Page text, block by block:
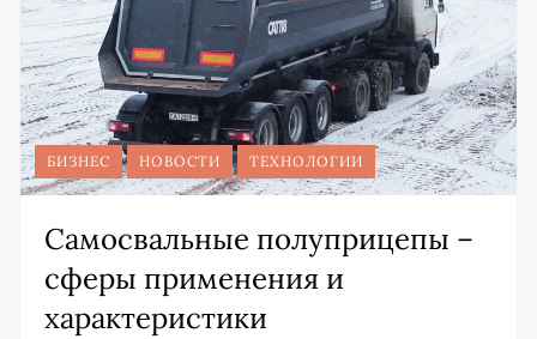
БИЗНЕС НОВОСТИ ТЕХНОЛОГИИ
Самосвальные полуприцепы –
сферы применения и
характеристики